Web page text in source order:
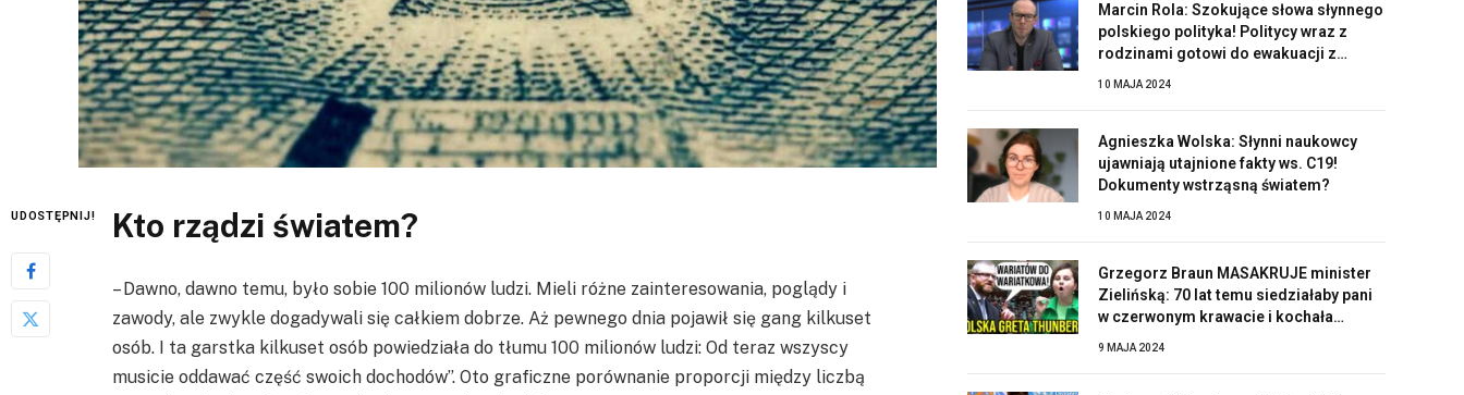
UDOSTĘPNIJ! Kto rządzi światem?
– Dawno, dawno temu, było sobie 100 milionów ludzi. Mieli różne zainteresowania, poglądy i
zawody, ale zwykle dogadywali się całkiem dobrze. Aż pewnego dnia pojawił się gang kilkuset
osób. I ta garstka kilkuset osób powiedziała do tłumu 100 milionów ludzi: Od teraz wszyscy
musicie oddawać część swoich dochodów”. Oto graficzne porównanie proporcji między liczbą
Marcin Rola: Szokujące słowa słynnego
polskiego polityka! Politycy wraz z
rodzinami gotowi do ewakuacji z
10 MAJA 2024
Agnieszka Wolska: Słynni naukowcy
ujawniają utajnione fakty ws. C19!
Dokumenty wstrząsną światem?
10 MAJA 2024
Grzegorz Braun MASAKRUJE minister
Zielińską: 70 lat temu siedziałaby pani
w czerwonym krawacie i kochała
9 MAJA 2024